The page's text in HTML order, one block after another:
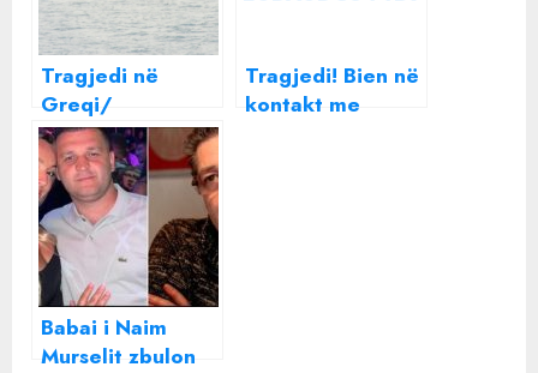
Tragjedi në
Greqi/
Trafikantët
hedhin në det 30
emigrantë të
paligjshëm për t’i
shpëtuar policisë,
një prej tyre
humb jetën
Tragjedi! Bien në
kontakt me
Babai i Naim
Murselit zbulon